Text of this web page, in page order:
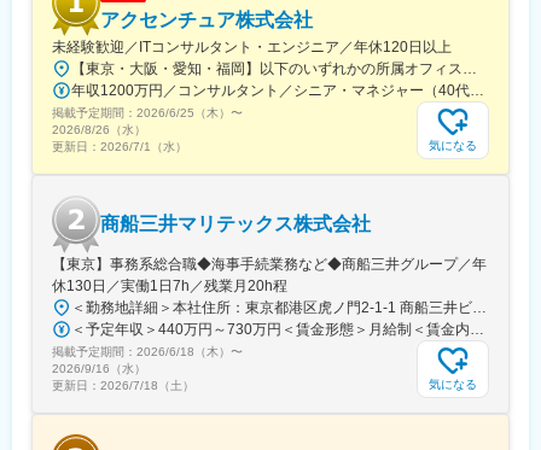
◇新規事業コンサルティング
・具体的な新規事業戦略の立案と、成功に重きを置いたアライア
ンス
・M&A等の実行支援
◇業務改革コンサルティング
・新業務・システム設計、実際のソリューション選定、現場への
展開調整、サービスインサポートおよびサービスイン後の効果測
定等の実行支援
◇ITコンサルティング
・IT戦略立案、ITガバナンス/IT改革、ITコスト削減・全社業務改革
等のITコンサルティング
・大規模プロジェクトのマネジメントを支援するPMOサービスの
提供
変更の範囲：必要に応じて、会社が出向を命じる場合があり、そ
の場合は出向先の定める業務
アクセンチュア株式会社
未経験歓迎／ITコンサルタント・エンジニア／年休120日以上
掲載予定期間： 2026/6/25（木） 〜
2026/8/26（水）
更新日： 2026/7/1（水） 気になる
商船三井マリテックス株式会社
【東京】事務系総合職◆海事手続業務など◆商船三井グループ／年
休130日／実働1日7h／残業月20h程
掲載予定期間： 2026/6/18（木） 〜
2026/9/16（水）
更新日： 2026/7/18（土） 気になる